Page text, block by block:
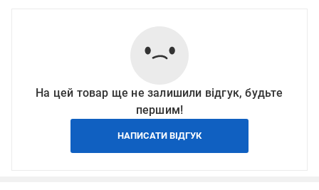
На цей товар ще не залишили відгук, будьте
першим!
НАПИСАТИ ВІДГУК